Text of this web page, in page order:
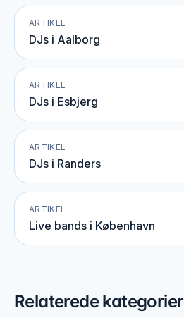
ARTIKEL
DJs i Aalborg
ARTIKEL
DJs i Esbjerg
ARTIKEL
DJs i Randers
ARTIKEL
Live bands i København
Relaterede kategorier